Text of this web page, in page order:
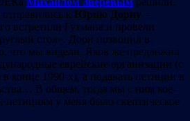
отправились к Юрию Дорну –
встретили Гутмана и провели
стол». Дорн позвонил в
что мы видели, Яков же предложил
еврейские организации (с
конце 1990-х), а подавать петиции в
В общем, тогда мы с ним кое-
петициям у меня было скептическое